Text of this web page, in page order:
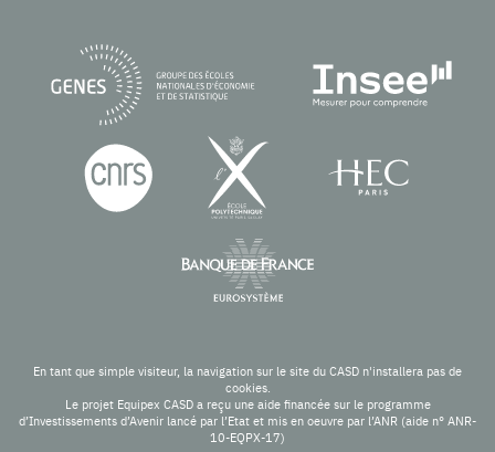
En tant que simple visiteur, la navigation sur le site du CASD n'installera pas de
cookies.
Le projet Equipex CASD a reçu une aide financée sur le programme
d’Investissements d’Avenir lancé par l’Etat et mis en oeuvre par l’ANR (aide n° ANR-
10-EQPX-17)